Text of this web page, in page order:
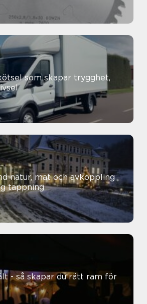
som skapar trygghet,
tappning
- så skapar du rätt ram för